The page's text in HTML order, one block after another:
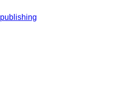
publishing